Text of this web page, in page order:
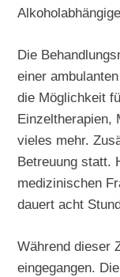
Die
einer
die Möglichkeit
Einzeltherapien,
vieles mehr.
Betreuung statt.
medizinischen
dauert acht
Während dieser
eingegangen.